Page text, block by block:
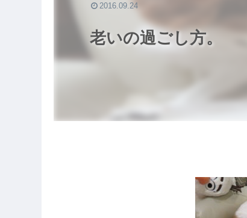
老いの過ごし方。
2016.09.24